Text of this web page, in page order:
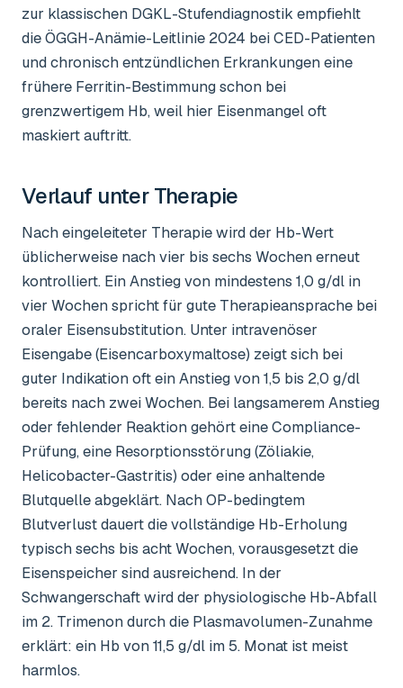
zur klassischen DGKL-Stufendiagnostik empfiehlt
die ÖGGH-Anämie-Leitlinie 2024 bei CED-Patienten
und chronisch entzündlichen Erkrankungen eine
frühere Ferritin-Bestimmung schon bei
grenzwertigem Hb, weil hier Eisenmangel oft
maskiert auftritt.
Verlauf unter Therapie
Nach eingeleiteter Therapie wird der Hb-Wert
üblicherweise nach vier bis sechs Wochen erneut
kontrolliert. Ein Anstieg von mindestens 1,0 g/dl in
vier Wochen spricht für gute Therapieansprache bei
oraler Eisensubstitution. Unter intravenöser
Eisengabe (Eisencarboxymaltose) zeigt sich bei
guter Indikation oft ein Anstieg von 1,5 bis 2,0 g/dl
bereits nach zwei Wochen. Bei langsamerem Anstieg
oder fehlender Reaktion gehört eine Compliance-
Prüfung, eine Resorptionsstörung (Zöliakie,
Helicobacter-Gastritis) oder eine anhaltende
Blutquelle abgeklärt. Nach OP-bedingtem
Blutverlust dauert die vollständige Hb-Erholung
typisch sechs bis acht Wochen, vorausgesetzt die
Eisenspeicher sind ausreichend. In der
Schwangerschaft wird der physiologische Hb-Abfall
im 2. Trimenon durch die Plasmavolumen-Zunahme
erklärt: ein Hb von 11,5 g/dl im 5. Monat ist meist
harmlos.